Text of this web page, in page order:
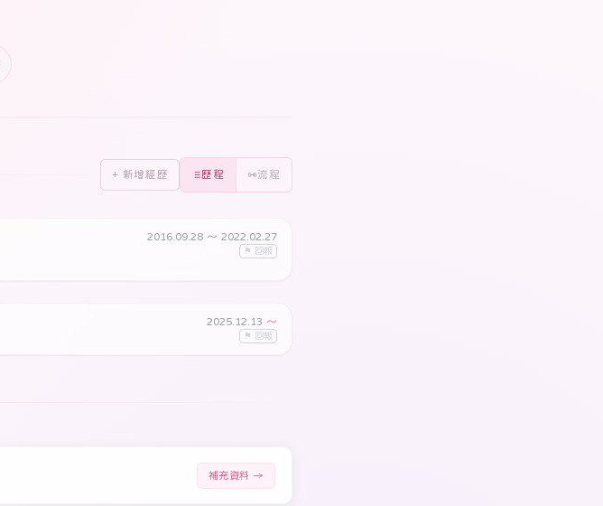
+ 新增經歷 歷程 流程
2016.09.28 〜 2022.02.27
⚑ 回報
2025.12.13 〜
⚑ 回報
補充資料 →